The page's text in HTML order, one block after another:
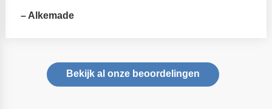
– Alkemade
Bekijk al onze beoordelingen